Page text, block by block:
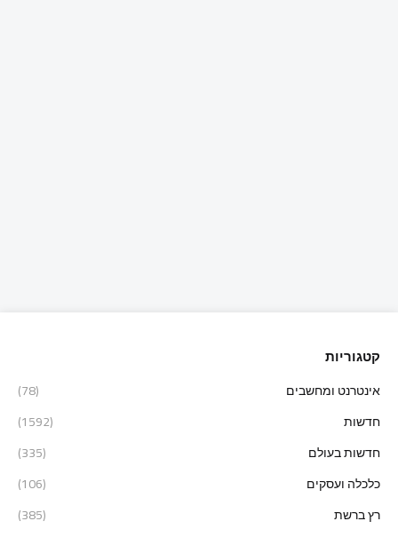
קטגוריות
אינטרנט ומחשבים
(78)
חדשות
(1592)
חדשות בעולם
(335)
כלכלה ועסקים
(106)
רץ ברשת
(385)